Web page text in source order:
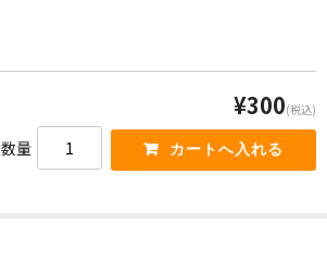
¥300(税込)
数量